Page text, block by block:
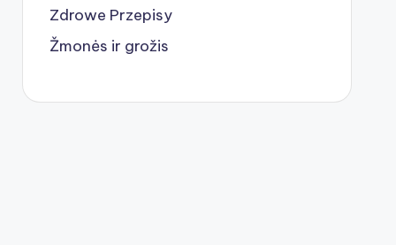
Zdrowe Przepisy
Žmonės ir grožis